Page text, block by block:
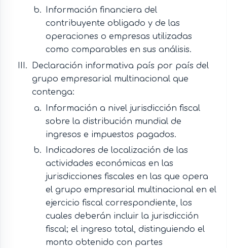
Información financiera del
contribuyente obligado y de las
operaciones o empresas utilizadas
como comparables en sus análisis.
Declaración informativa país por país del
grupo empresarial multinacional que
contenga:
Información a nivel jurisdicción fiscal
sobre la distribución mundial de
ingresos e impuestos pagados.
Indicadores de localización de las
actividades económicas en las
jurisdicciones fiscales en las que opera
el grupo empresarial multinacional en el
ejercicio fiscal correspondiente, los
cuales deberán incluir la jurisdicción
fiscal; el ingreso total, distinguiendo el
monto obtenido con partes